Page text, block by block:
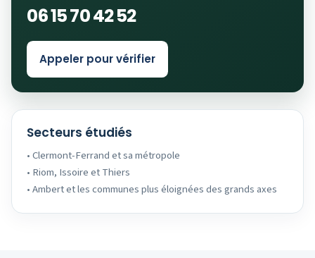
06 15 70 42 52
Appeler pour vérifier
Secteurs étudiés
• Clermont-Ferrand et sa métropole
• Riom, Issoire et Thiers
• Ambert et les communes plus éloignées des grands axes